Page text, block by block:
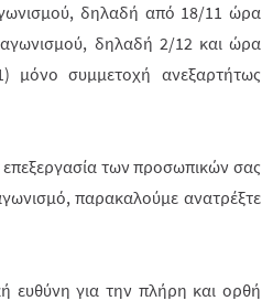
δηλαδή από 18/11 ώρα
δηλαδή 2/12 και ώρα
μόνο συμμετοχή ανεξαρτήτως
επεξεργασία των προσωπικών σας
παρακαλούμε ανατρέξτε
ευθύνη για την πλήρη και ορθή